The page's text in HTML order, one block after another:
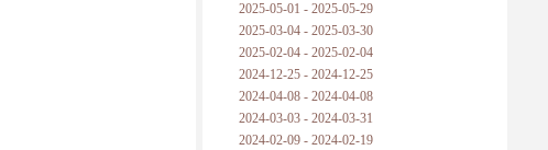
2025-05-01 - 2025-05-29
2025-03-04 - 2025-03-30
2025-02-04 - 2025-02-04
2024-12-25 - 2024-12-25
2024-04-08 - 2024-04-08
2024-03-03 - 2024-03-31
2024-02-09 - 2024-02-19